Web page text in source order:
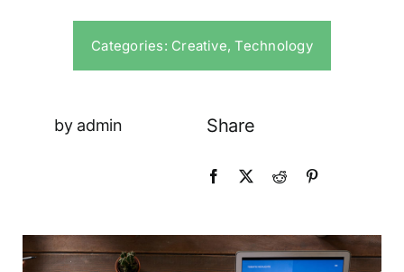
Categories: Creative,Technology
by admin Share